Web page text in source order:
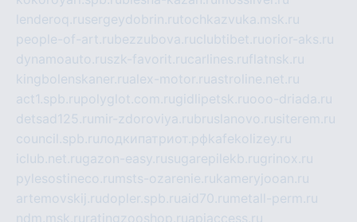
lenderoq.rusergeydobrin.rutochkazvuka.msk.ru
people-of-art.rubezzubova.ruclubtibet.ruorior-aks.ru
dynamoauto.ruszk-favorit.rucarlines.ruflatnsk.ru
kingbolenskaner.rualex-motor.ruastroline.net.ru
act1.spb.rupolyglot.com.rugidlipetsk.ruooo-driada.ru
detsad125.ru mir-zdoroviya.rubruslanovo.rusiterem.ru
council.spb.ruлодкипатриот.рфkafekolizey.ru
iclub.net.rugazon-easy.rusugarepilekb.rugrinox.ru
pylesostineco.ru msts-ozarenie.rukameryjooan.ru
artemovskij.rudopler.spb.ruaid70.ru metall-perm.ru
ndm.msk.ru ratingzooshop.ruapiaccess.ru